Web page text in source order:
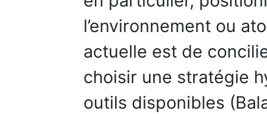
l’environnement ou
actuelle est de
choisir une stratégie
outils disponibles